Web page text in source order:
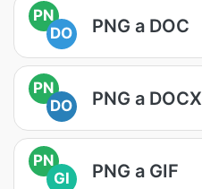
PN
DO
PNG a DOC
PN
DO
PNG a DOCX
PN
GI
PNG a GIF